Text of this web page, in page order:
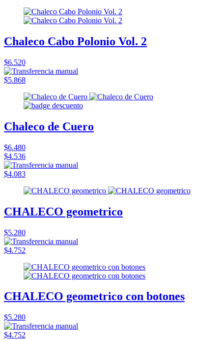
Chaleco Cabo Polonio Vol. 2
$6.520
$5.868
Chaleco de Cuero
$6.480
$4.536
$4.083
CHALECO geometrico
$5.280
$4.752
CHALECO geometrico con botones
$5.280
$4.752